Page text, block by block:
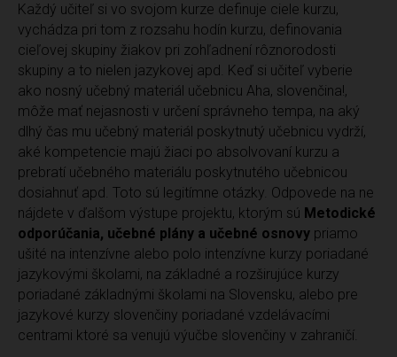
Každý učiteľ si vo svojom kurze definuje ciele kurzu,
vychádza pri tom z rozsahu hodín kurzu, definovania
cieľovej skupiny žiakov pri zohľadnení rôznorodosti
skupiny a to nielen jazykovej apd. Keď si učiteľ vyberie
ako nosný učebný materiál učebnicu Aha, slovenčina!,
môže mať nejasnosti v určení správneho tempa, na aký
dlhý čas mu učebný materiál poskytnutý učebnicu vydrží,
aké kompetencie majú žiaci po absolvovaní kurzu a
prebratí učebného materiálu poskytnutého učebnicou
dosiahnuť apd. Toto sú legitímne otázky. Odpovede na ne
nájdete v ďalšom výstupe projektu, ktorým sú Metodické
odporúčania, učebné plány a učebné osnovy priamo
ušité na intenzívne alebo polo intenzívne kurzy poriadané
jazykovými školami, na základné a rozširujúce kurzy
poriadané základnými školami na Slovensku, alebo pre
jazykové kurzy slovenčiny poriadané vzdelávacími
centrami ktoré sa venujú výučbe slovenčiny v zahraničí.